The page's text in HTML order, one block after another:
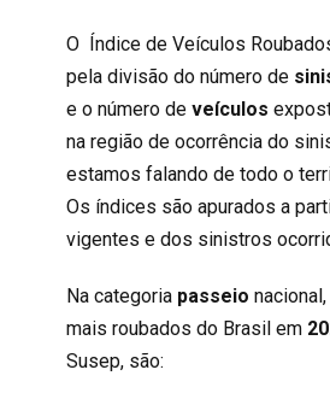
O Índice de Veículos
pela divisão do número de
e o número de veículos
na região de ocorrência do
estamos falando de todo o
Os índices são apurados a
vigentes e dos sinistros
Na categoria passeio
mais roubados do Brasil em
Susep, são: